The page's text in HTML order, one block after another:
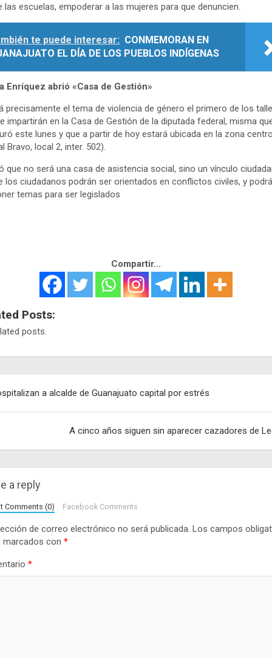
las escuelas, empoderar a las mujeres para que denuncien.
te puede interesar: CONMEMORAN EN
EL DÍA DE LOS PUEBLOS INDÍGENAS
Enríquez abrió «Casa de Gestión»
precisamente el tema de violencia de género el primero de los
impartirán en la Casa de Gestión de la diputada federal, misma
este lunes y que a partir de hoy estará ubicada en la zona
Bravo, local 2, inter. 502).
que no será una casa de asistencia social, sino un vínculo
los ciudadanos podrán ser orientados en conflictos civiles, y
temas para ser legislados
Compartir...
Posts:
posts.
a alcalde de Guanajuato capital por estrés
A cinco años siguen sin aparecer cazadores de
a reply
Comments (0) Facebook Comments
de correo electrónico no será publicada. Los campos
marcados con *
*